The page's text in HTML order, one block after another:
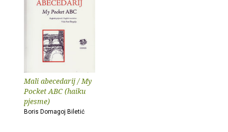
Mali abecedarij / My
Pocket ABC (haiku
pjesme)
Boris Domagoj Biletić